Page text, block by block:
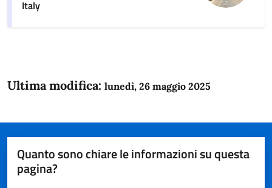
Italy
Ultima modifica: lunedì, 26 maggio 2025
Quanto sono chiare le informazioni su questa
pagina?